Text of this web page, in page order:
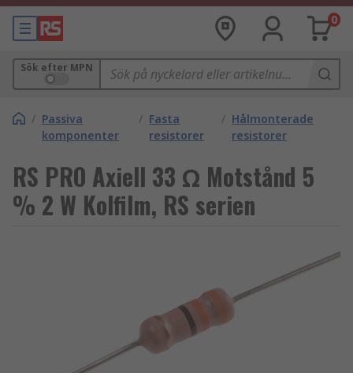
0
Sök efter MPN
/ Passiva
komponenter
/ Fasta
resistorer
/ Hålmonterade
resistorer
RS PRO Axiell 33 Ω Motstånd 5
% 2 W Kolfilm, RS serien